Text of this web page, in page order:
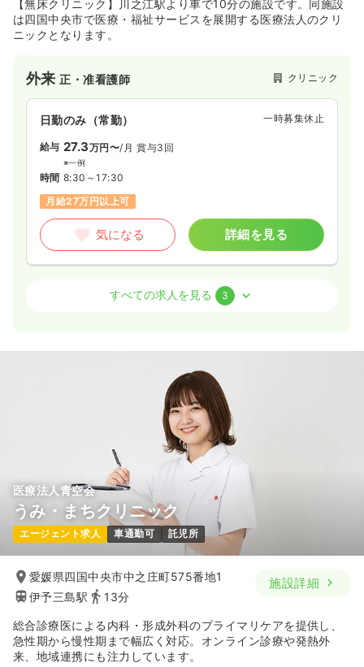
【無床クリニック】川之江駅より車で10分の施設です。同施設
は四国中央市で医療・福祉サービスを展開する医療法人のクリ
ニックとなります。
外来正・准看護師 クリニック
日勤のみ（常勤） 一時募集休止
給与 27.3万円〜/月 賞与3回
※一例
時間 8:30～17:30
月給27万円以上可
気になる 詳細を見る
正・准看護師
気になる 詳細を見る
訪問看護 正・准看護師
日勤のみ（常勤）
給与 19.5〜27.3万円/月 賞与3回
※一例
時間 8:30～17:30
月給27万円以上可
気になる
すべての求人を見る 3
医療法人青空会
うみ・まちクリニック
エージェント求人 車通勤可 託児所
愛媛県四国中央市中之庄町575番地1
伊予三島駅
13分
施設詳細
総合診療医による内科・形成外科のプライマリケアを提供し、
急性期から慢性期まで幅広く対応。オンライン診療や発熱外
来、地域連携にも注力しています。